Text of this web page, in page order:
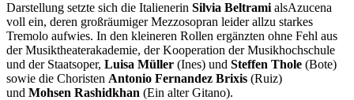
Darstellung setzte sich die Italienerin Silvia Beltrami alsAzucena
voll ein, deren großräumiger Mezzosopran leider allzu starkes
Tremolo aufwies. In den kleineren Rollen ergänzten ohne Fehl aus
der Musiktheaterakademie, der Kooperation der Musikhochschule
und der Staatsoper, Luisa Müller (Ines) und Steffen Thole (Bote)
sowie die Choristen Antonio Fernandez Brixis (Ruiz)
und Mohsen Rashidkhan (Ein alter Gitano).